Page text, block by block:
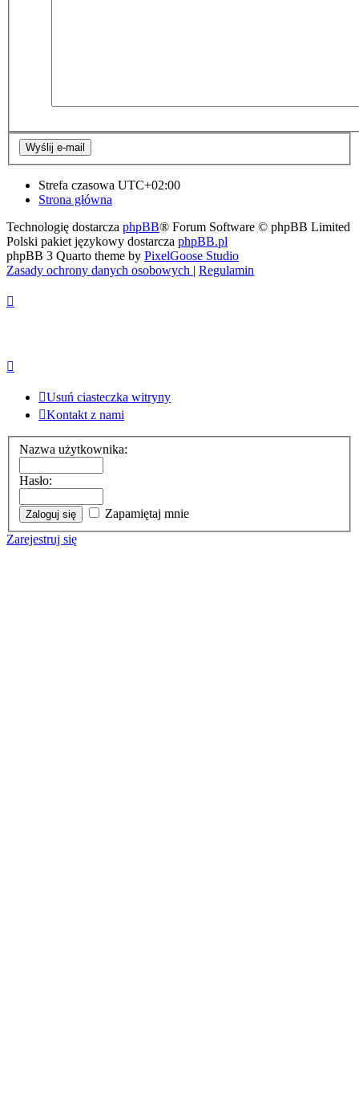
Strefa czasowa UTC+02:00
Strona główna
Technologię dostarcza phpBB® Forum Software © phpBB Limited
Polski pakiet językowy dostarcza phpBB.pl
phpBB 3 Quarto theme by PixelGoose Studio
Zasady ochrony danych osobowych | Regulamin
Usuń ciasteczka witryny
Kontakt z nami
Nazwa użytkownika:
Hasło:
Zapamiętaj mnie
Zarejestruj się